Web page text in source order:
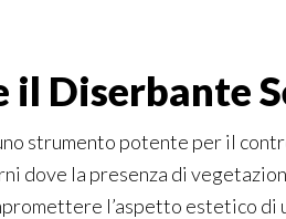
il Diserbante
strumento potente per il
dove la presenza di
l’aspetto estetico di